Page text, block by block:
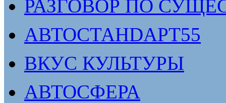
РАЗГОВОР ПО
АВТОСТАНDАРТ55
ВКУС КУЛЬТУРЫ
АВТОСФЕРА